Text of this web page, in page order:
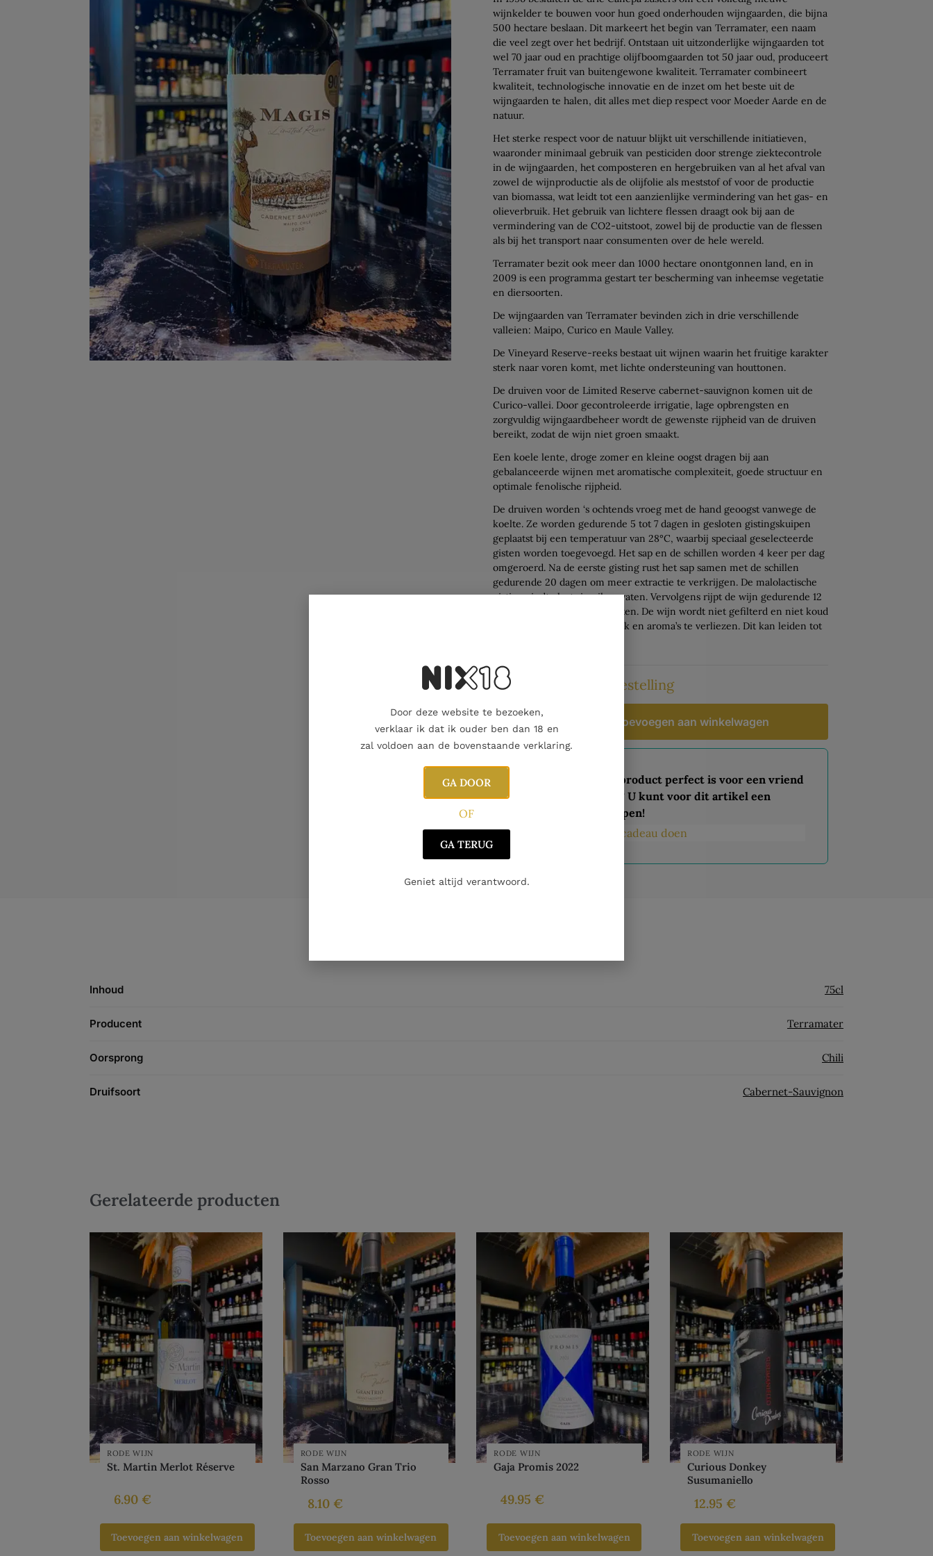
wijnkelder te bouwen voor hun goed onderhouden wijngaarden, die bijna
500 hectare beslaan. Dit markeert het begin van Terramater, een naam
die veel zegt over het bedrijf. Ontstaan uit uitzonderlijke wijngaarden tot
wel 70 jaar oud en prachtige olijfboomgaarden tot 50 jaar oud, produceert
Terramater fruit van buitengewone kwaliteit. Terramater combineert
kwaliteit, technologische innovatie en de inzet om het beste uit de
wijngaarden te halen, dit alles met diep respect voor Moeder Aarde en de
natuur.
Het sterke respect voor de natuur blijkt uit verschillende initiatieven,
waaronder minimaal gebruik van pesticiden door strenge ziektecontrole
in de wijngaarden, het composteren en hergebruiken van al het afval van
zowel de wijnproductie als de olijfolie als meststof of voor de productie
van biomassa, wat leidt tot een aanzienlijke vermindering van het gas- en
olieverbruik. Het gebruik van lichtere flessen draagt ook bij aan de
vermindering van de CO2-uitstoot, zowel bij de productie van de flessen
als bij het transport naar consumenten over de hele wereld.
Terramater bezit ook meer dan 1000 hectare onontgonnen land, en in
2009 is een programma gestart ter bescherming van inheemse vegetatie
en diersoorten.
De wijngaarden van Terramater bevinden zich in drie verschillende
valleien: Maipo, Curico en Maule Valley.
De Vineyard Reserve-reeks bestaat uit wijnen waarin het fruitige karakter
sterk naar voren komt, met lichte ondersteuning van houttonen.
De druiven voor de Limited Reserve cabernet-sauvignon komen uit de
Curico-vallei. Door gecontroleerde irrigatie, lage opbrengsten en
zorgvuldig wijngaardbeheer wordt de gewenste rijpheid van de druiven
bereikt, zodat de wijn niet groen smaakt.
Een koele lente, droge zomer en kleine oogst dragen bij aan
gebalanceerde wijnen met aromatische complexiteit, goede structuur en
optimale fenolische rijpheid.
De druiven worden ‘s ochtends vroeg met de hand geoogst vanwege de
koelte. Ze worden gedurende 5 tot 7 dagen in gesloten gistingskuipen
geplaatst bij een temperatuur van 28°C, waarbij speciaal geselecteerde
gisten worden toegevoegd. Het sap en de schillen worden 4 keer per dag
omgeroerd. Na de eerste gisting rust het sap samen met de schillen
gedurende 20 dagen om meer extractie te verkrijgen. De malolactische
gisting vindt plaats in eiken vaten. Vervolgens rijpt de wijn gedurende 12
maanden in Franse eiken vaten. De wijn wordt niet gefilterd en niet koud
gestabiliseerd om geen smaak en aroma’s te verliezen. Dit kan leiden tot
Beschikbaar via nabestelling
Toevoegen aan winkelwagen
Vind je dat dit product perfect is voor een vriend
of een geliefde? U kunt voor dit artikel een
cadeaukaart kopen!
Dit product als cadeau doen
Inhoud 75cl
Producent Terramater
Oorsprong Chili
Druifsoort Cabernet-Sauvignon
Gerelateerde producten
RODE WIJN
St. Martin Merlot Réserve
6.90 €
Toevoegen aan winkelwagen
RODE WIJN
San Marzano Gran Trio
Rosso
8.10 €
Toevoegen aan winkelwagen
RODE WIJN
Gaja Promis 2022
49.95 €
Toevoegen aan winkelwagen
RODE WIJN
Curious Donkey
Susumaniello
12.95 €
Toevoegen aan winkelwagen
Door deze website te bezoeken,
verklaar ik dat ik ouder ben dan 18 en
zal voldoen aan de bovenstaande verklaring.
GA DOOR
OF
GA TERUG
Geniet altijd verantwoord.